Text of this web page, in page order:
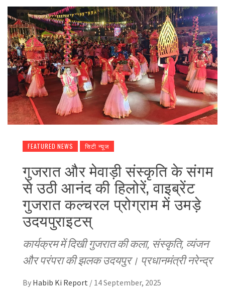
FEATURED NEWS सिटी न्यूज
गुजरात और मेवाड़ी संस्कृति के संगम
से उठी आनंद की हिलोरें, वाइब्रेंट
गुजरात कल्चरल प्रोग्राम में उमड़े
उदयपुराइटस्
कार्यक्रम में दिखी गुजरात की कला, संस्कृति, व्यंजन
और परंपरा की झलक उदयपुर। प्रधानमंत्री नरेन्द्र
By Habib Ki Report / 14 September, 2025